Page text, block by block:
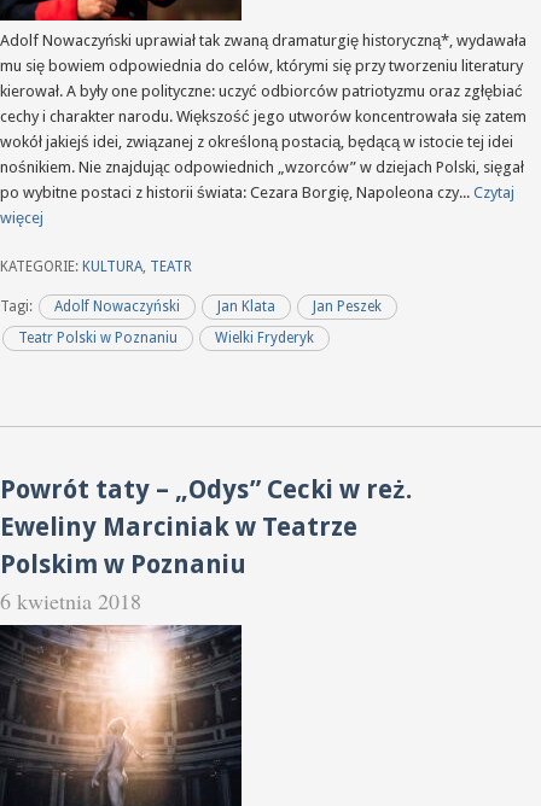
Adolf Nowaczyński uprawiał tak zwaną dramaturgię historyczną*, wydawała
mu się bowiem odpowiednia do celów, którymi się przy tworzeniu literatury
kierował. A były one polityczne: uczyć odbiorców patriotyzmu oraz zgłębiać
cechy i charakter narodu. Większość jego utworów koncentrowała się zatem
wokół jakiejś idei, związanej z określoną postacią, będącą w istocie tej idei
nośnikiem. Nie znajdując odpowiednich „wzorców” w dziejach Polski, sięgał
po wybitne postaci z historii świata: Cezara Borgię, Napoleona czy... Czytaj
więcej
KATEGORIE: KULTURA, TEATR
Tagi: Adolf Nowaczyński Jan Klata
Jan Peszek
Teatr Polski w Poznaniu
Wielki Fryderyk
Powrót taty – „Odys” Cecki w reż.
Eweliny Marciniak w Teatrze
Polskim w Poznaniu
6 kwietnia 2018